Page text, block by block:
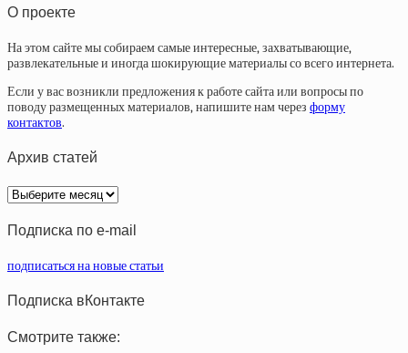
О проекте
На этом сайте мы собираем самые интересные, захватывающие,
развлекательные и иногда шокирующие материалы со всего интернета.
Если у вас возникли предложения к работе сайта или вопросы по
поводу размещенных материалов, напишите нам через форму
контактов.
Архив статей
Архив
статей
Подписка по e-mail
подписаться на новые статьи
Подписка вКонтакте
Смотрите также: